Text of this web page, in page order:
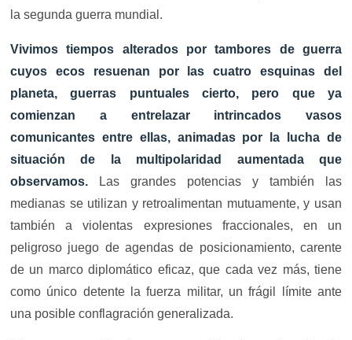
la segunda guerra mundial.
Vivimos tiempos alterados por tambores de guerra
cuyos ecos resuenan por las cuatro esquinas del
planeta, guerras puntuales cierto, pero que ya
comienzan a entrelazar intrincados vasos
comunicantes entre ellas, animadas por la lucha de
situación de la multipolaridad aumentada que
observamos. Las grandes potencias y también las
medianas se utilizan y retroalimentan mutuamente, y usan
también a violentas expresiones fraccionales, en un
peligroso juego de agendas de posicionamiento, carente
de un marco diplomático eficaz, que cada vez más, tiene
como único detente la fuerza militar, un frágil límite ante
una posible conflagración generalizada.